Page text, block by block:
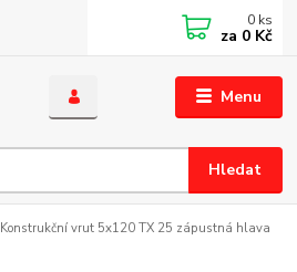
Menu
Hledat
0 ks
za 0 Kč
Konstrukční vrut 5x120 TX 25 zápustná hlava